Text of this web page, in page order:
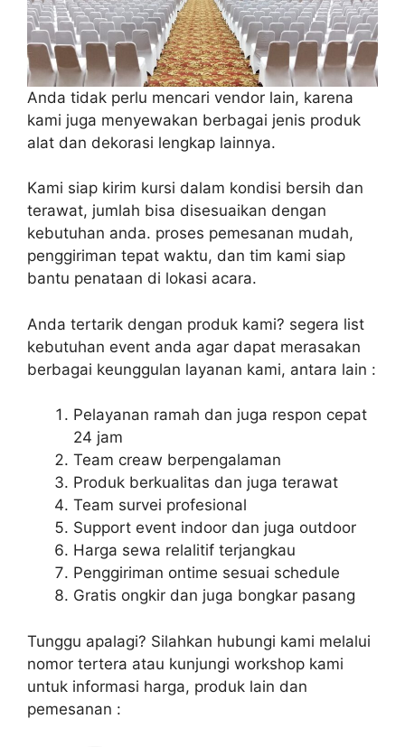
Anda tidak perlu mencari vendor lain, karena
kami juga menyewakan berbagai jenis produk
alat dan dekorasi lengkap lainnya.
Kami siap kirim kursi dalam kondisi bersih dan
terawat, jumlah bisa disesuaikan dengan
kebutuhan anda. proses pemesanan mudah,
penggiriman tepat waktu, dan tim kami siap
bantu penataan di lokasi acara.
Anda tertarik dengan produk kami? segera list
kebutuhan event anda agar dapat merasakan
berbagai keunggulan layanan kami, antara lain :
Pelayanan ramah dan juga respon cepat
24 jam
Team creaw berpengalaman
Produk berkualitas dan juga terawat
Team survei profesional
Support event indoor dan juga outdoor
Harga sewa relalitif terjangkau
Penggiriman ontime sesuai schedule
Gratis ongkir dan juga bongkar pasang
Tunggu apalagi? Silahkan hubungi kami melalui
nomor tertera atau kunjungi workshop kami
untuk informasi harga, produk lain dan
pemesanan :